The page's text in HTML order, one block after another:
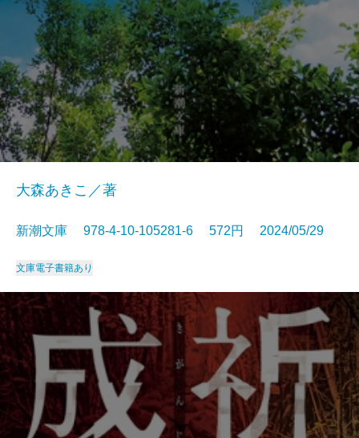
大森あきこ／著
新潮文庫 978-4-10-105281-6 572円 2024/05/29
文庫電子書籍あり